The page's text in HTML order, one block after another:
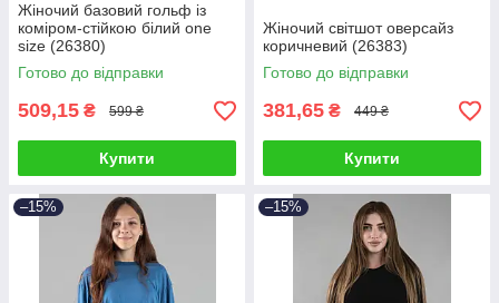
Жіночий базовий гольф із
коміром-стійкою білий one
size (26380)
Готово до відправки
509,15 ₴ 599 ₴
Купити
Жіночий світшот оверсайз
коричневий (26383)
Готово до відправки
381,65 ₴ 449 ₴
Купити
–15% –15%